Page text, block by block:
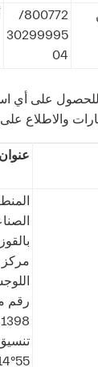
800772/
30299995
04
للحصول على أي
والاطلاع
مركز
رقم